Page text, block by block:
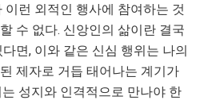
런 외적인 행사에 참여하는 것
수 없다. 신앙인의 삶이란 결국
면, 이와 같은 신심 행위는 나의
제자로 거듭 태어나는 계기가
성지와 인격적으로 만나야 한